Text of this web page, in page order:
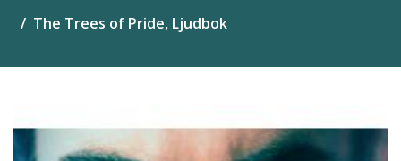
The Trees of Pride, Ljudbok